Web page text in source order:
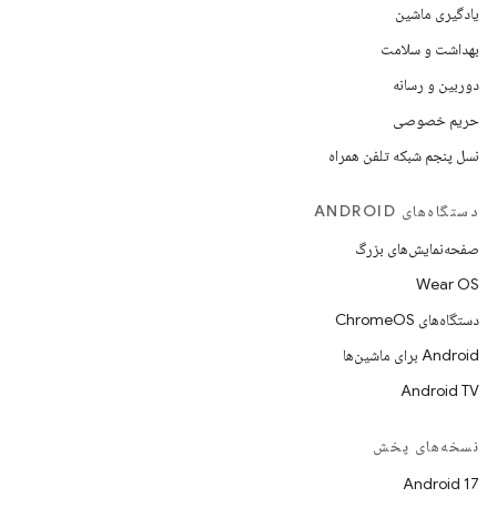
یادگیری ماشین
بهداشت و سلامت
دوربین و رسانه
حریم خصوصی
نسل پنجم شبکه تلفن همراه
دستگاه‌های ANDROID
صفحه‌نمایش‌های بزرگ
Wear OS
دستگاه‌های ChromeOS
Android برای ماشین‌ها
Android TV
نسخه‌های پخش
Android 17